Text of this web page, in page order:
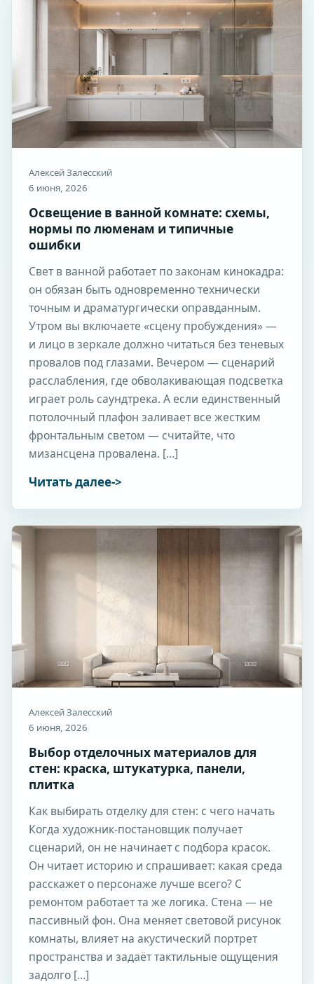
Алексей Залесский
6 июня, 2026
Освещение в ванной комнате: схемы,
нормы по люменам и типичные
ошибки
Свет в ванной работает по законам кинокадра:
он обязан быть одновременно технически
точным и драматургически оправданным.
Утром вы включаете «сцену пробуждения» —
и лицо в зеркале должно читаться без теневых
провалов под глазами. Вечером — сценарий
расслабления, где обволакивающая подсветка
играет роль саундтрека. А если единственный
потолочный плафон заливает все жестким
фронтальным светом — считайте, что
мизансцена провалена. […]
Читать далее
Алексей Залесский
6 июня, 2026
Выбор отделочных материалов для
стен: краска, штукатурка, панели,
плитка
Как выбирать отделку для стен: с чего начать
Когда художник-постановщик получает
сценарий, он не начинает с подбора красок.
Он читает историю и спрашивает: какая среда
расскажет о персонаже лучше всего? С
ремонтом работает та же логика. Стена — не
пассивный фон. Она меняет световой рисунок
комнаты, влияет на акустический портрет
пространства и задаёт тактильные ощущения
задолго […]